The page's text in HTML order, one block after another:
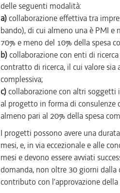
delle seguenti modalità:
a)collaborazione effettiva tra
bando), di cui almeno una è PMI
70% e meno del 10% della spesa
b)collaborazione con enti di
contratto di ricerca, il cui valore sia
complessiva;
c)collaborazione con altri soggetti
al progetto in forma di consulenze
almeno pari al 20% della spesa
I progetti possono avere una
mesi, e, in via eccezionale e alle
mesi e devono essere avviati
domanda, non oltre 30 giorni dalla
contributo con l’approvazione